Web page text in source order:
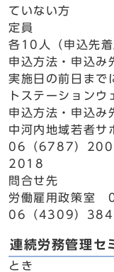
ていない方
定員
各10人（申込先着
申込方法・申込み
実施日の前日まで
トステーションウ
申込方法・申込
中河内地域若者
06（6787）
2018
問合せ先
労働雇用政策室
06（4309）
連続労務管理セ
とき